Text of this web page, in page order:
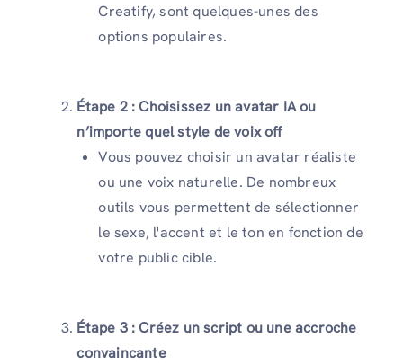
Creatify, sont quelques-unes des
options populaires.
Étape 2 : Choisissez un avatar IA ou
n’importe quel style de voix off
Vous pouvez choisir un avatar réaliste
ou une voix naturelle. De nombreux
outils vous permettent de sélectionner
le sexe, l'accent et le ton en fonction de
votre public cible.
Étape 3 : Créez un script ou une accroche
convaincante